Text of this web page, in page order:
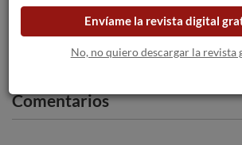
sequía.
Comentarios
Envíame la revista digital
No, no quiero descargar la revista